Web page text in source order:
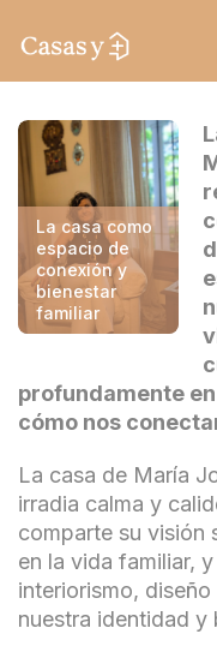
La casa como
espacio de
conexión y
bienestar
familiar
profundamente
cómo nos
La casa de María
irradia calma y
comparte su visión
en la vida familiar,
interiorismo,
nuestra identidad y